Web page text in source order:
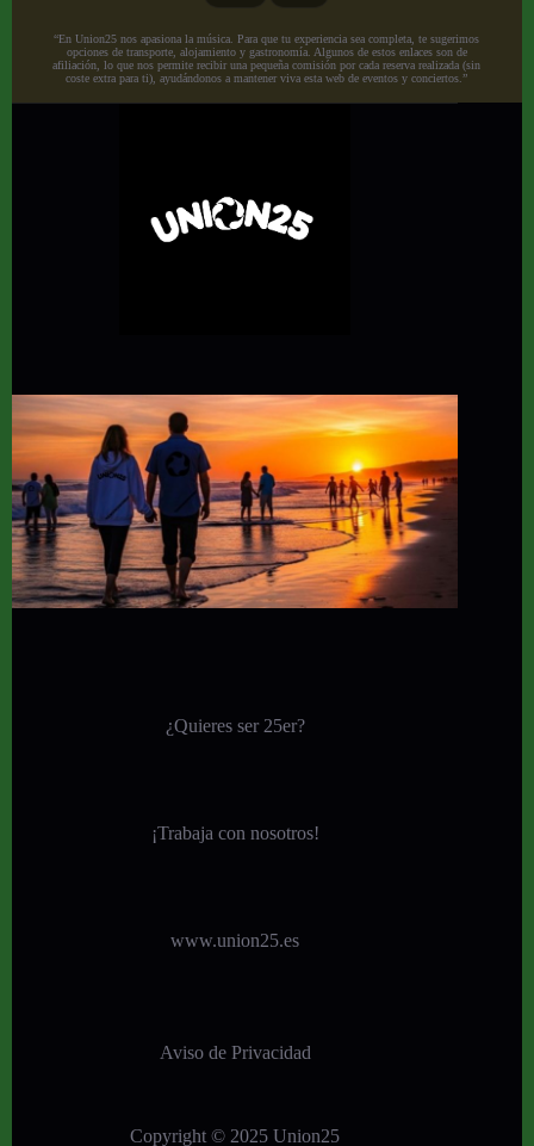
“En Union25 nos apasiona la música. Para que tu experiencia sea completa, te sugerimos
opciones de transporte, alojamiento y gastronomía. Algunos de estos enlaces son de
afiliación, lo que nos permite recibir una pequeña comisión por cada reserva realizada (sin
coste extra para ti), ayudándonos a mantener viva esta web de eventos y conciertos.”
¿Quieres ser 25er?
¡Trabaja con nosotros!
www.union25.es
Aviso de Privacidad
Copyright © 2025 Union25